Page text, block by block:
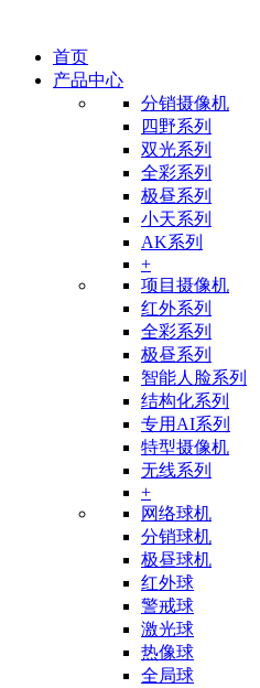
首页
产品中心
分销摄像机
四野系列
双光系列
全彩系列
极昼系列
小天系列
AK系列
+
项目摄像机
红外系列
全彩系列
极昼系列
智能人脸系列
结构化系列
专用AI系列
特型摄像机
无线系列
+
网络球机
分销球机
极昼球机
红外球
警戒球
激光球
热像球
全局球